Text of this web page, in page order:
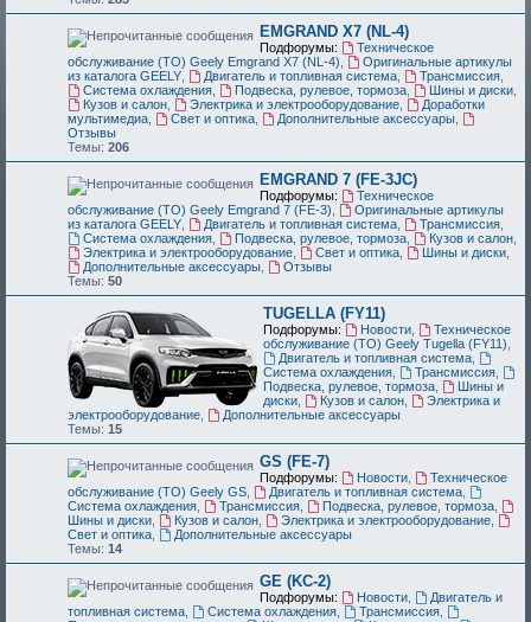
EMGRAND X7 (NL-4)
Подфорумы:
Техническое
обслуживание (ТО) Geely Emgrand X7 (NL-4)
Оригинальные артикулы
из каталога GEELY
Двигатель и топливная система, Трансмиссия,
Система охлаждения, Подвеска, рулевое, тормоза, Шины и диски,
Кузов и салон, Электрика и электрооборудование,
Доработки
мультимедиа
Свет и оптика, Дополнительные аксессуары,
Отзывы
Темы: 206
EMGRAND 7 (FE-3JC)
Подфорумы:
Техническое
обслуживание (ТО) Geely Emgrand 7 (FE-3)
Оригинальные артикулы
из каталога GEELY
Двигатель и топливная система, Трансмиссия,
Система охлаждения, Подвеска, рулевое, тормоза, Кузов и салон,
Электрика и электрооборудование, Свет и оптика, Шины и диски,
Дополнительные аксессуары,
Отзывы
Темы: 50
TUGELLA (FY11)
Подфорумы: Новости,
Техническое
обслуживание (ТО) Geely Tugella (FY11)
Двигатель и топливная система,
Система охлаждения
Трансмиссия,
Подвеска, рулевое, тормоза
Шины и
диски
Кузов и салон,
Электрика и
электрооборудование
Дополнительные аксессуары
Темы: 15
GS (FE-7)
Подфорумы: Новости,
Техническое
обслуживание (ТО) Geely GS
Двигатель и топливная система,
Система охлаждения
Трансмиссия, Подвеска, рулевое, тормоза,
Шины и диски
Кузов и салон, Электрика и электрооборудование,
Свет и оптика
Дополнительные аксессуары
Темы: 14
GE (KC-2)
Подфорумы: Новости,
Двигатель и
топливная система
Система охлаждения, Трансмиссия,